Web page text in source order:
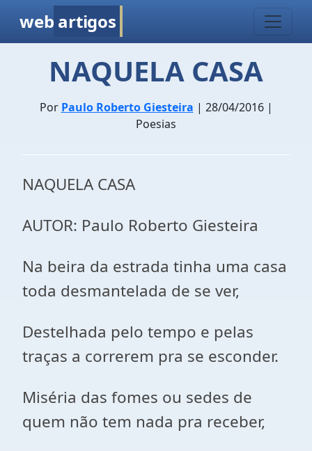
web artigos
NAQUELA CASA
Por Paulo Roberto Giesteira | 28/04/2016 |
Poesias
NAQUELA CASA
AUTOR: Paulo Roberto Giesteira
Na beira da estrada tinha uma casa
toda desmantelada de se ver,
Destelhada pelo tempo e pelas
traças a correrem pra se esconder.
Miséria das fomes ou sedes de
quem não tem nada pra receber,